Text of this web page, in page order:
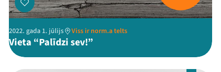
2022. gada 1. jūlijs Viss ir norm.a telts
Vieta “Palīdzi sev!”